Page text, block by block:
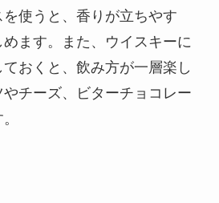
使うと、香りが立ちやす
ます。また、ウイスキーに
おくと、飲み方が一層楽し
チーズ、ビターチョコレー